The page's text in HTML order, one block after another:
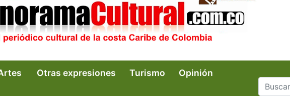
Otras expresiones Turismo Opinión